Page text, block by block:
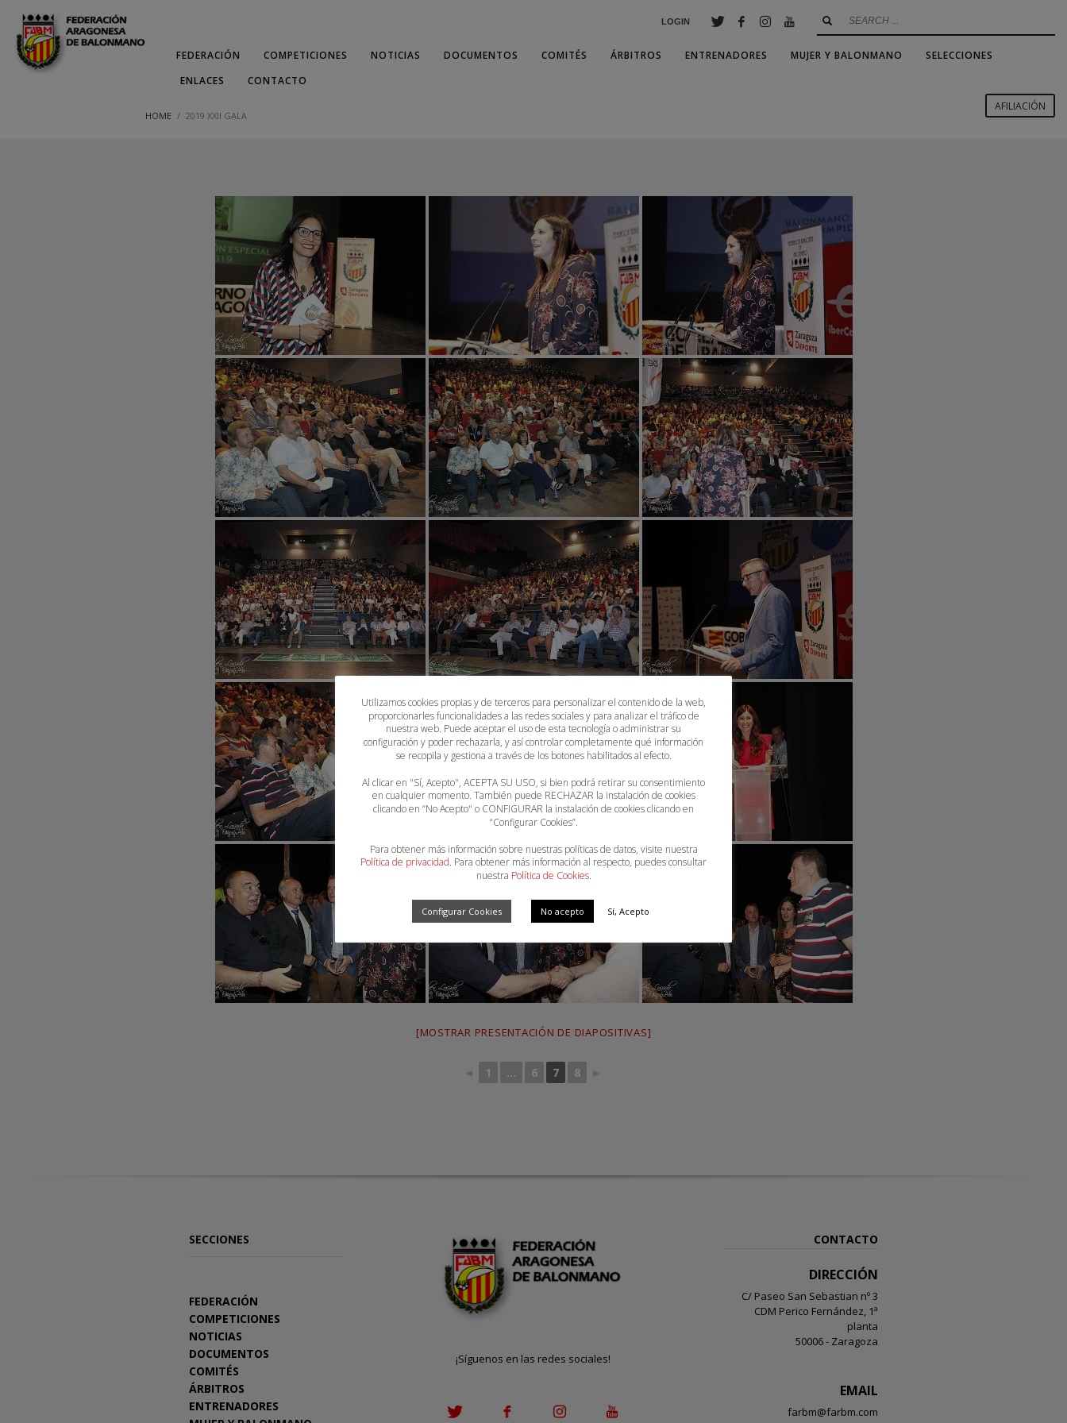
LOGIN
FEDERACIÓN COMPETICIONES NOTICIAS DOCUMENTOS COMITÉS ÁRBITROS ENTRENADORES MUJER Y BALONMANO
SELECCIONES
ENLACES
CONTACTO
AFILIACIÓN
HOME 2019 XXII GALA
[MOSTRAR PRESENTACIÓN DE DIAPOSITIVAS]
◄ 1 ... 6 7 8 ►
SECCIONES
FEDERACIÓN
COMPETICIONES
NOTICIAS
DOCUMENTOS
COMITÉS
ÁRBITROS
ENTRENADORES
¡Síguenos en las redes sociales!
CONTACTO
DIRECCIÓN
C/ Paseo San Sebastian nº 3
CDM Perico Fernández, 1ª
planta
50006 - Zaragoza
EMAIL
farbm@farbm.com
Utilizamos cookies propias y de terceros para personalizar el contenido de la web,
proporcionarles funcionalidades a las redes sociales y para analizar el tráfico de
nuestra web. Puede aceptar el uso de esta tecnología o administrar su
configuración y poder rechazarla, y así controlar completamente qué información
se recopila y gestiona a través de los botones habilitados al efecto.
Al clicar en "Sí, Acepto", ACEPTA SU USO, si bien podrá retirar su consentimiento
en cualquier momento. También puede RECHAZAR la instalación de cookies
clicando en “No Acepto" o CONFIGURAR la instalación de cookies clicando en
“Configurar Cookies”.
Para obtener más información sobre nuestras políticas de datos, visite nuestra
Política de privacidad. Para obtener más información al respecto, puedes consultar
nuestra Política de Cookies.
Configurar Cookies No acepto Sí, Acepto